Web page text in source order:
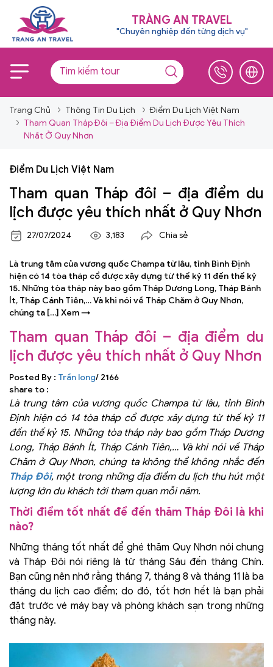
TRÀNG AN TRAVEL
"Chuyên nghiệp đến từng dịch vụ"
Trang Chủ Thông Tin Du Lịch
Điểm Du Lịch Việt Nam
Tham Quan Tháp Đôi – Địa Điểm Du Lịch Được Yêu Thích
Nhất Ở Quy Nhơn
Điểm Du Lịch Việt Nam
Tham quan Tháp đôi – địa điểm du
lịch được yêu thích nhất ở Quy Nhơn
27/07/2024 3,183 Chia sẻ
Là trung tâm của vương quốc Champa từ lâu, tỉnh Bình Định
hiện có 14 tòa tháp cổ được xây dựng từ thế kỷ 11 đến thế kỷ
15. Những tòa tháp này bao gồm Tháp Dương Long, Tháp Bánh
Ít, Tháp Cánh Tiên,… Và khi nói về Tháp Chăm ở Quy Nhơn,
chúng ta […] Xem →
Tham quan Tháp đôi – địa điểm du
lịch được yêu thích nhất ở Quy Nhơn
Posted By : Trần long/ 2166
share to :
Là trung tâm của vương quốc Champa từ lâu, tỉnh Bình
Định hiện có 14 tòa tháp cổ được xây dựng từ thế kỷ 11
đến thế kỷ 15. Những tòa tháp này bao gồm Tháp Dương
Long, Tháp Bánh Ít, Tháp Cánh Tiên,… Và khi nói về Tháp
Chăm ở Quy Nhơn, chúng ta không thể không nhắc đến
Tháp Đôi, một trong những địa điểm du lịch thu hút một
lượng lớn du khách tới tham quan mỗi năm.
Thời điểm tốt nhất để đến thăm Tháp Đôi là khi
nào?
Những tháng tốt nhất để ghé thăm Quy Nhơn nói chung
và Tháp Đôi nói riêng là từ tháng Sáu đến tháng Chín.
Bạn cũng nên nhớ rằng tháng 7, tháng 8 và tháng 11 là ba
tháng du lịch cao điểm; do đó, tốt hơn hết là bạn phải
đặt trước vé máy bay và phòng khách sạn trong những
tháng này.